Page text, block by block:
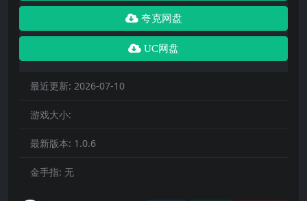
夸克网盘
UC网盘
最近更新: 2026-07-10
游戏大小:
最新版本: 1.0.6
金手指: 无